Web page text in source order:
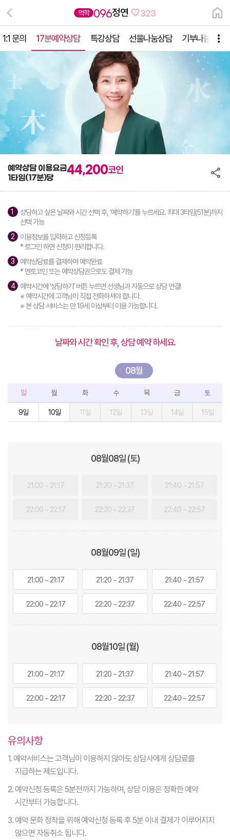
역학 096정연 323
1:1 문의 17분예약상담 특강상담 선물나눔상담 기부나눔상담
예약상담 이용요금
1타임(17분)당
44,200코인
상담하고 싶은 날짜와 시간 선택 후, ‘예약하기’를 누르세요. 최대 3타임(51분)까지
선택 가능
이용정보를 입력하고 신청등록
* 로그인 하면 신청이 편리합니다.
예약상담료를 결제하여 예약완료
* 멘토코인 또는 예약상담권으로도 결제 가능
예약시간에 ‘상담하기’ 버튼 누르면 선생님과 자동으로 상담 연결!
※ 예약시간에 고객님이 직접 전화하셔야 합니다.
※ 본 상담 서비스는 만 19세 이상부터 이용 가능합니다.
날짜와 시간 확인 후, 상담 예약 하세요.
08월
일 월 화 수 목 금 토
9일 10일 11일 12일 13일 14일 15일
08월08일 (토)
21:00 ~ 21:17 21:20 ~ 21:37 21:40 ~ 21:57
22:00 ~ 22:17 22:20 ~ 22:37 22:40 ~ 22:57
08월09일 (일)
21:00 ~ 21:17 21:20 ~ 21:37 21:40 ~ 21:57
22:00 ~ 22:17 22:20 ~ 22:37 22:40 ~ 22:57
08월10일 (월)
21:00 ~ 21:17 21:20 ~ 21:37 21:40 ~ 21:57
22:00 ~ 22:17 22:20 ~ 22:37 22:40 ~ 22:57
유의사항
1. 예약서비스는 고객님이 이용하지 않아도 상담사에게 상담료를
지급하는 제도입니다.
2. 예약신청 등록은 5분전까지 가능하며, 상담 이용은 정확한 예약
시간부터 가능합니다.
3. 예약 문화 정착을 위해 예약신청 등록 후 5분 이내 결제가 이루어지지
않으면 자동취소 됩니다.